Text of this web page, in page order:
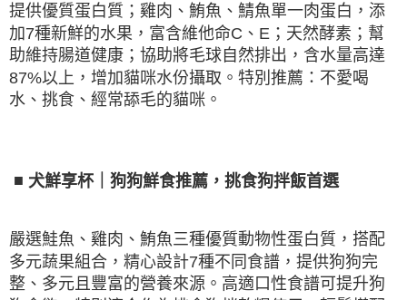
提供優質蛋白質；雞肉、鮪魚、鯖魚單一肉蛋白，添
加7種新鮮的水果，富含維他命C 、 E ；天然酵素；幫
助維持腸道健康；協助將毛球自然排出，含水量高達
87%以上，增加貓咪水份攝取。特別推薦：不愛喝
水、挑食、經常舔毛的貓咪。
■ 犬鮮享杯｜狗狗鮮食推薦，挑食狗拌飯首選
嚴選鮭魚、雞肉、鮪魚三種優質動物性蛋白質，搭配
多元蔬果組合，精心設計7種不同食譜，提供狗狗完
整、多元且豐富的營養來源。高適口性食譜可提升狗